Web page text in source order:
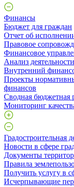
Финансы
Бюджет для граждан
Отчет об
Правовое
Финансовое
Анализ деятельности
Внутренний
Проекты
финансов
Сводная бюджетная
Мониторинг
Градостроительная
Новости в сфере
Документы
Правила
Получить услугу в
Исчерпывающие